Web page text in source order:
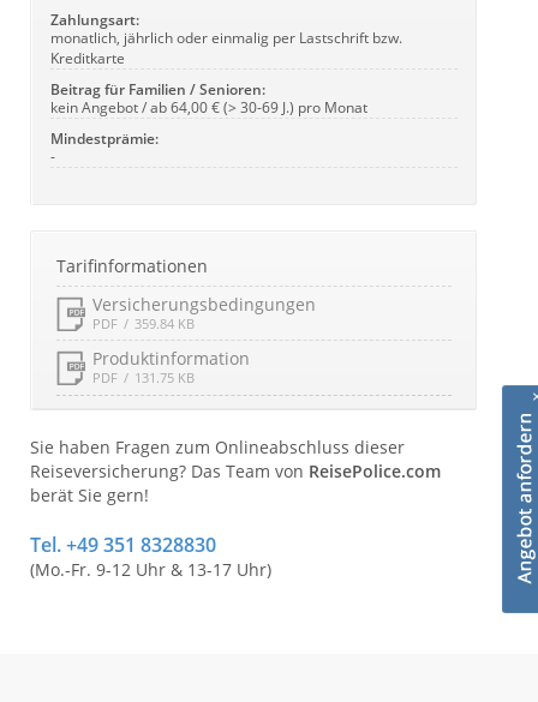
Zahlungsart:
monatlich, jährlich oder einmalig per Lastschrift bzw.
Kreditkarte
Beitrag für Familien / Senioren:
kein Angebot / ab 64,00 € (> 30-69 J.) pro Monat
Mindestprämie:
-
Tarifinformationen
Versicherungsbedingungen
PDF 359.84 KB
Produktinformation
PDF 131.75 KB
Sie haben Fragen zum Onlineabschluss dieser
Reiseversicherung? Das Team von ReisePolice.com
berät Sie gern!
Tel. +49 351 8328830
(Mo.-Fr. 9-12 Uhr & 13-17 Uhr)